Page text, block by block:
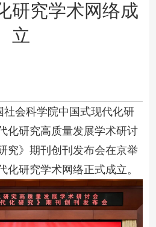
研究学术网络成
立
会科学院中国式现代化研
化研究高质量发展学术研讨
究》期刊创刊发布会在京举
化研究学术网络正式成立。